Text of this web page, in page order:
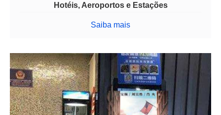
Hotéis, Aeroportos e Estações
Saiba mais